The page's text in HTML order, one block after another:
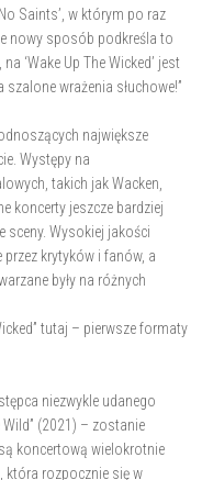
Saints’, w którym po raz
nowy sposób podkreśla to
‘Wake Up The Wicked’ jest
wrażenia słuchowe!”
największe
Występy na
takich jak Wacken,
koncerty jeszcze bardziej
sceny. Wysokiej jakości
krytyków i fanów, a
były na różnych
tutaj – pierwsze formaty
niezwykle udanego
(2021) – zostanie
koncertową wielokrotnie
która rozpocznie się w